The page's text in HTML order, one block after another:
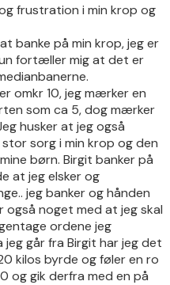
frustration i min krop og
banke på min krop, jeg er
fortæller mig at det er
omkr 10, jeg mærker en
som ca 5, dog mærker
husker at jeg også
stor sorg i min krop og den
børn. Birgit banker på
at jeg elsker og
jeg banker og hånden
noget med at jeg skal
ordene jeg
jeg går fra Birgit har jeg det
kilos byrde og føler en ro
og gik derfra med en på